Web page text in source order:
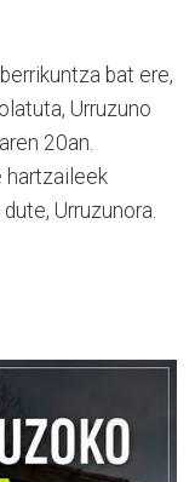
bat ere,
Urruzuno
20an.
hartzaileek
Urruzunora.